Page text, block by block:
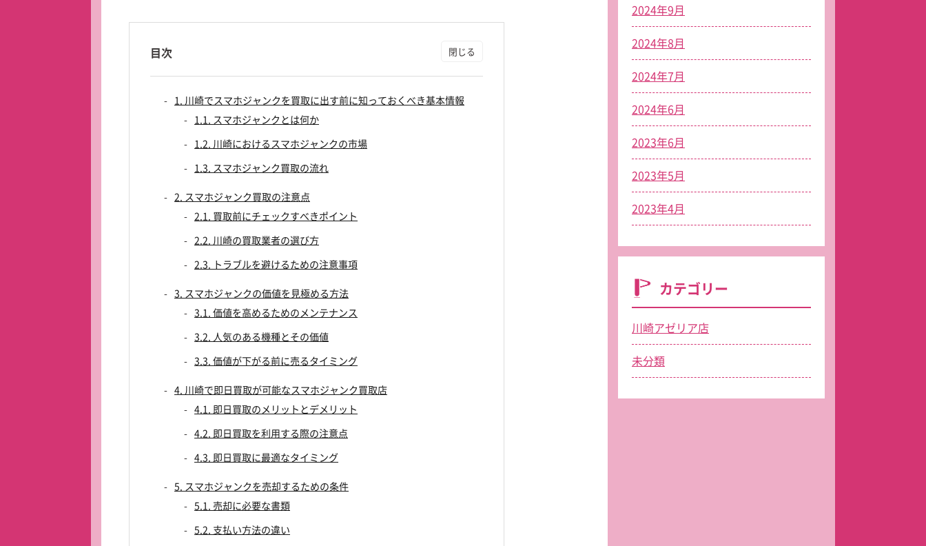
目次
1. 川崎でスマホジャンクを買取に出す前に知っておくべき基本情報
1.1. スマホジャンクとは何か
1.2. 川崎におけるスマホジャンクの市場
1.3. スマホジャンク買取の流れ
2. スマホジャンク買取の注意点
2.1. 買取前にチェックすべきポイント
2.2. 川崎の買取業者の選び方
2.3. トラブルを避けるための注意事項
3. スマホジャンクの価値を見極める方法
3.1. 価値を高めるためのメンテナンス
3.2. 人気のある機種とその価値
3.3. 価値が下がる前に売るタイミング
4. 川崎で即日買取が可能なスマホジャンク買取店
4.1. 即日買取のメリットとデメリット
4.2. 即日買取を利用する際の注意点
4.3. 即日買取に最適なタイミング
5. スマホジャンクを売却するための条件
5.1. 売却に必要な書類
5.2. 支払い方法の違い
2024年9月
2024年8月
2024年7月
2024年6月
2023年6月
2023年5月
2023年4月
カテゴリー
川崎アゼリア店
未分類